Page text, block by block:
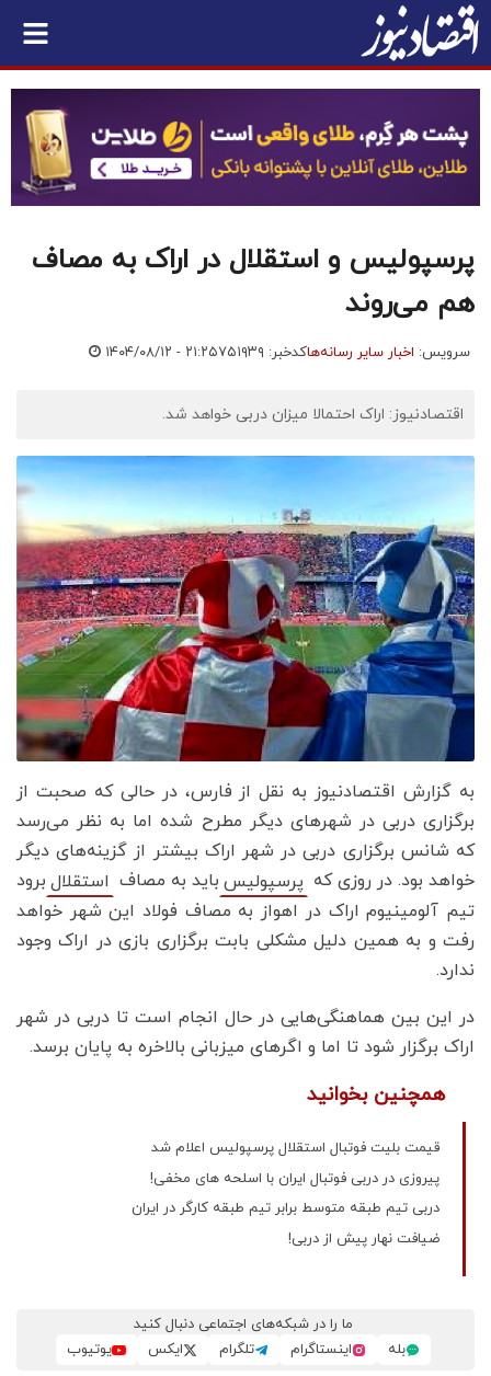
پرسپولیس و استقلال در اراک به مصاف
هم می‌روند
سرویس: اخبار سایر رسانه‌هاکدخبر: ۷۵۱۹۳۹ ۱۴۰۴/۰۸/۱۲ - ۲۱:۲۵
اقتصادنیوز: اراک احتمالا میزان دربی خواهد شد.
به گزارش اقتصادنیوز به نقل از فارس، در حالی که صحبت از
برگزاری دربی در شهرهای دیگر مطرح شده اما به نظر می‌رسد
که شانس برگزاری دربی در شهر اراک بیشتر از گزینه‌های دیگر
خواهد بود. در روزی که پرسپولیس باید به مصاف استقلال برود
تیم آلومینیوم اراک در اهواز به مصاف فولاد این شهر خواهد
رفت و به همین دلیل مشکلی بابت برگزاری بازی در اراک وجود
ندارد.
در این بین هماهنگی‌هایی در حال انجام است تا دربی در شهر
اراک برگزار شود تا اما و اگرهای میزبانی بالاخره به پایان برسد.
همچنین بخوانید
قیمت بلیت فوتبال استقلال پرسپولیس اعلام شد
پیروزی در دربی فوتبال ایران با اسلحه های مخفی!
دربی تیم طبقه متوسط برابر تیم طبقه کارگر در ایران
ضیافت نهار پیش از دربی!
ما را در شبکه‌های اجتماعی دنبال کنید
بله
اینستاگرام تلگرام ایکس یوتیوب